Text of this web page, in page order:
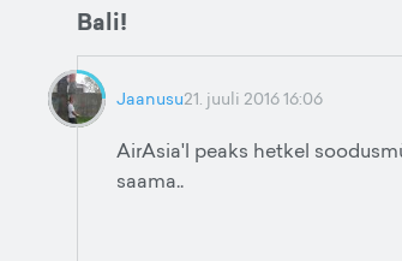
Bali!
Jaanusu21. juuli 2016 16:06
AirAsia'l peaks hetkel
saama..